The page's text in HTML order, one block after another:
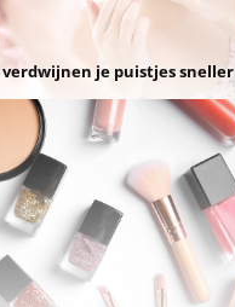
verdwijnen je puistjes sneller